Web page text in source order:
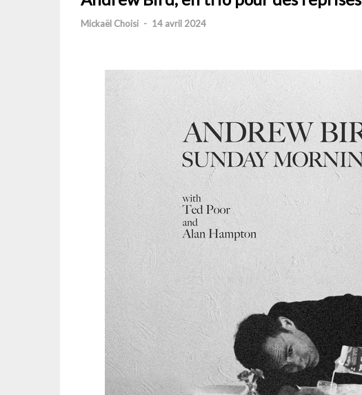
Mickaël Choisi - 14 avril 2024